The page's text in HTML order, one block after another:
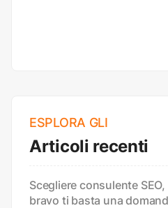
ESPLORA GLI
Articoli recenti
Scegliere consulente
bravo ti basta una